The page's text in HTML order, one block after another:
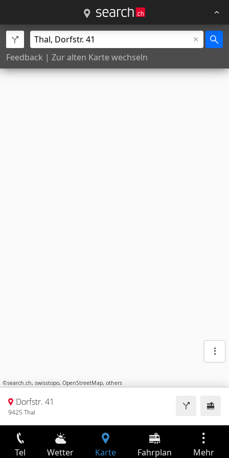
Feedback | Zur alten Karte wechseln
©search.ch, swisstopo, OpenStreetMap, others
Dorfstr. 41
9425 Thal
Tel Wetter Karte Fahrplan Mehr